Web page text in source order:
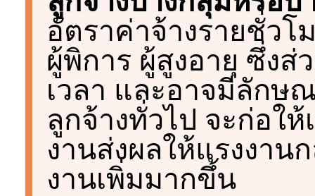
อัตราค่าจ้างรายชั่วโ
ผู้พิการ ผู้สูงอายุ ซึ่งส่
เวลา และอาจมีลักษ
ลูกจ้างทั่วไป จะก่อใ
งานส่งผลให้แรงงาน
งานเพิ่มมากขึ้น